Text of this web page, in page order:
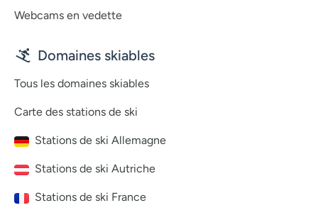
Webcams en vedette
Domaines skiables
Tous les domaines skiables
Carte des stations de ski
Stations de ski Allemagne
Stations de ski Autriche
Stations de ski France